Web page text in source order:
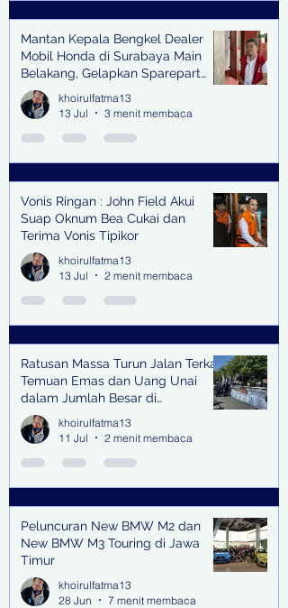
Mantan Kepala Bengkel Dealer
Mobil Honda di Surabaya Main
Belakang, Gelapkan Sparepart
Senilai Rp 1,9 Miliar
khoirulfatma13
13 Jul
3 menit membaca
Vonis Ringan : John Field Akui
Suap Oknum Bea Cukai dan
Terima Vonis Tipikor
khoirulfatma13
13 Jul
2 menit membaca
Ratusan Massa Turun Jalan Terkait
Temuan Emas dan Uang Unai
dalam Jumlah Besar di
Lingkungan Jampidsus Kejaksaan
Agung RI di Jakarta
khoirulfatma13
11 Jul
2 menit membaca
Peluncuran New BMW M2 dan
New BMW M3 Touring di Jawa
Timur
khoirulfatma13
28 Jun
7 menit membaca